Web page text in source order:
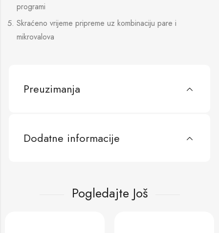
programi
Skraćeno vrijeme pripreme uz kombinaciju pare i
mikrovalova
Preuzimanja
Dodatne informacije
Pogledajte Još